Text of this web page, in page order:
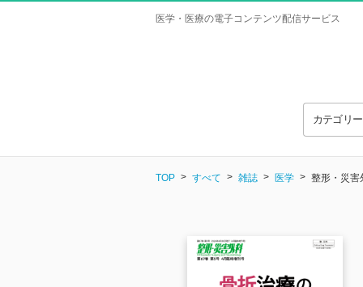
医学・医療の電子コンテンツ配信サービス
カテゴリ
TOP すべて 雑誌 医学 整形・災害